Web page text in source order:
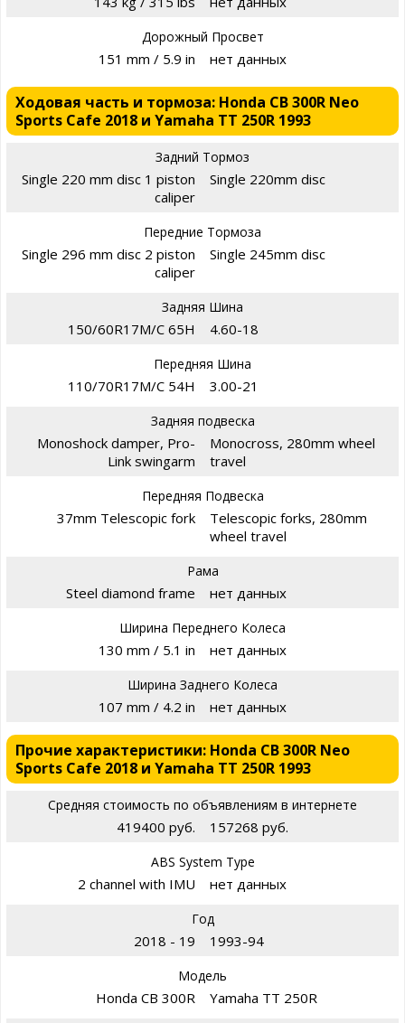
Дорожный Просвет
151 mm / 5.9 in нет данных
Ходовая часть и тормоза: Honda CB 300R Neo
Sports Cafe 2018 и Yamaha TT 250R 1993
Задний Тормоз
Single 220 mm disc 1 piston
caliper
Single 220mm disc
Передние Тормоза
Single 296 mm disc 2 piston
caliper
Single 245mm disc
Задняя Шина
150/60R17M/C 65H 4.60-18
Передняя Шина
110/70R17M/C 54H 3.00-21
Задняя подвеска
Monoshock damper, Pro-
Link swingarm
Monocross, 280mm wheel
travel
Передняя Подвеска
37mm Telescopic fork
Telescopic forks, 280mm
wheel travel
Рама
Steel diamond frame нет данных
Ширина Переднего Колеса
130 mm / 5.1 in нет данных
Ширина Заднего Колеса
107 mm / 4.2 in нет данных
Прочие характеристики: Honda CB 300R Neo
Sports Cafe 2018 и Yamaha TT 250R 1993
Средняя стоимость по объявлениям в интернете
419400 руб. 157268 руб.
ABS System Type
2 channel with IMU нет данных
Год
2018 - 19 1993-94
Модель
Honda CB 300R Yamaha TT 250R